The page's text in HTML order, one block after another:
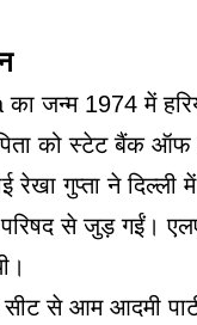
जन्म 1974 में
को स्टेट बैंक ऑफ
रेखा गुप्ता ने
परिषद से जुड़ गईं।
सीट से आम आदमी